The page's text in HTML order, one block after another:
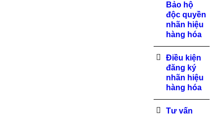
Bảo hộ
độc quyền
nhãn hiệu
hàng hóa
Điều kiện
đăng ký
nhãn hiệu
hàng hóa
Tư vấn